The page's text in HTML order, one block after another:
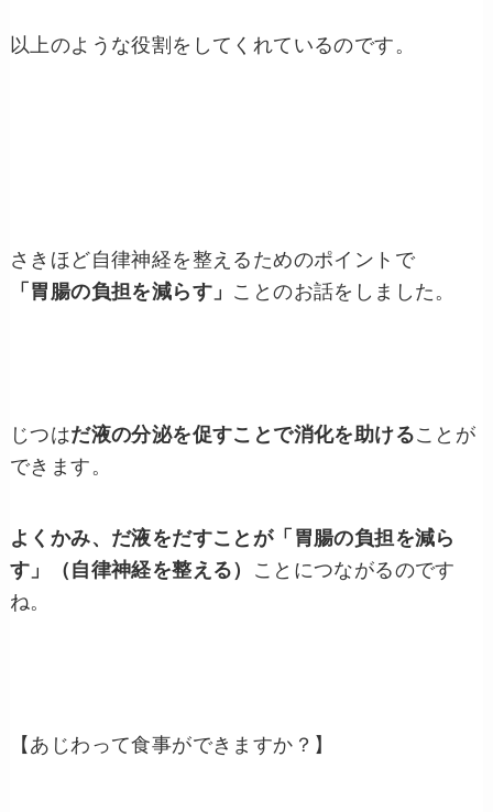
以上のような役割をしてくれているのです。
さきほど自律神経を整えるためのポイントで
「胃腸の負担を減らす」 ことのお話をしました。
じつはだ液の分泌を促すことで消化を助けることが
できます。
よくかみ、だ液をだすことが「胃腸の負担を減ら
す」（自律神経を整える）
ことにつながるのです
ね。
【あじわって食事ができますか？】